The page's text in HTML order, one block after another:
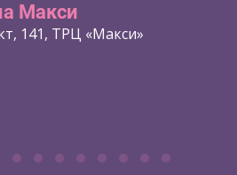
Макси
141, ТРЦ «Макси»